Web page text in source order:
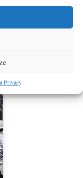
Privacy